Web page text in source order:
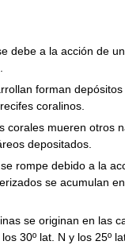
debe a la acción de
forman
coralinos.
corales mueren otros
depositados.
rompe debido a la
se acumulan
se originan en las
30º lat. N y los 25º